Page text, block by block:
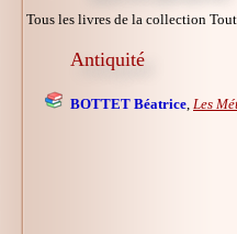
Tous les livres de la collection
Antiquité
BOTTET Béatrice, Les